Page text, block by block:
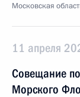
Московская
11 апреля
Совещание
Морского